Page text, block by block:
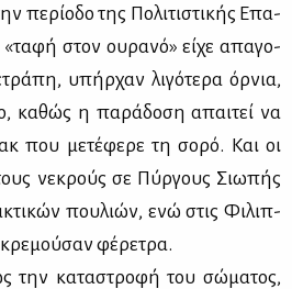
πε­ρί­ο­δο της Πο­λι­τι­στι­κής Επα­
στον ου­ρα­νό» εί­χε απα­γο­
υπήρ­χαν λι­γό­τε­ρα όρ­νια,
κα­θώς η πα­ρά­δο­ση απαι­τεί να
που με­τέ­φε­ρε τη σο­ρό. Και οι
νε­κρούς σε Πύρ­γους Σιω­πής
που­λιών, ενώ στις Φι­λιπ­
φέ­ρε­τρα.
την κα­τα­στρο­φή του σώ­μα­τος,